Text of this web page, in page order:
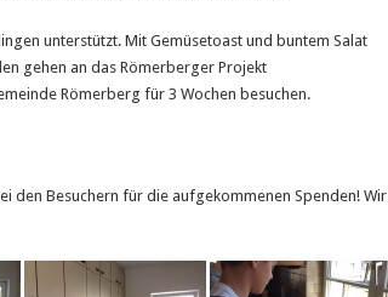
unterstützt. Mit Gemüsetoast und buntem Salat
gehen an das Römerberger Projekt
Römerberg für 3 Wochen besuchen.
den Besuchern für die aufgekommenen Spenden! Wir